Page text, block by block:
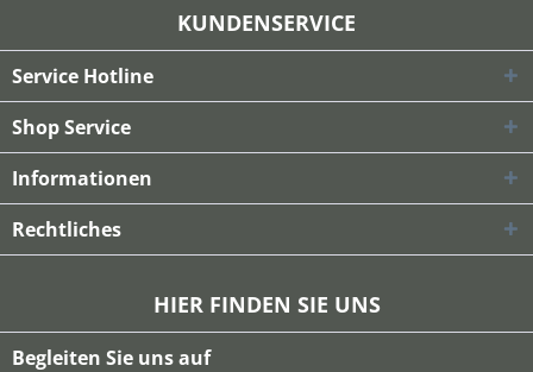
KUNDENSERVICE
Service Hotline
Shop Service
Informationen
Rechtliches
HIER FINDEN SIE UNS
Begleiten Sie uns auf